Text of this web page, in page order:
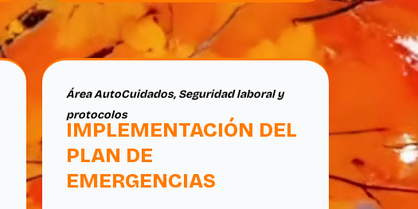
Área AutoCuidados, Seguridad laboral y
protocolos
IMPLEMENTACIÓN DEL
PLAN DE
EMERGENCIAS